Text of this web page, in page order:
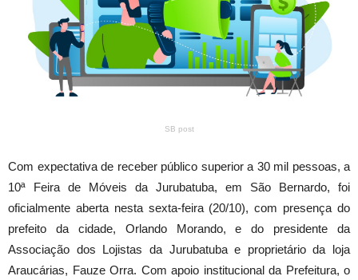
SB post
Com expectativa de receber público superior a 30 mil pessoas, a
10ª Feira de Móveis da Jurubatuba, em São Bernardo, foi
oficialmente aberta nesta sexta-feira (20/10), com presença do
prefeito da cidade, Orlando Morando, e do presidente da
Associação dos Lojistas da Jurubatuba e proprietário da loja
Araucárias, Fauze Orra. Com apoio institucional da Prefeitura, o